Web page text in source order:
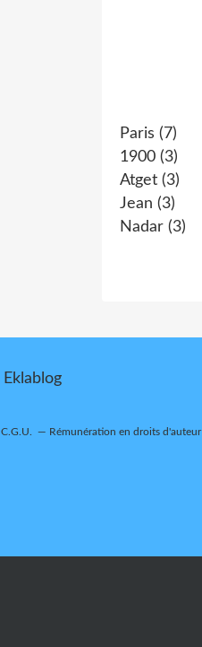
Paris (7)
1900 (3)
Atget (3)
Jean (3)
Nadar (3)
Eklablog
C.G.U. Rémunération en droits d'auteur